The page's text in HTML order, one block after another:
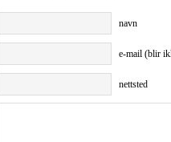
navn
e-mail (blir
nettsted